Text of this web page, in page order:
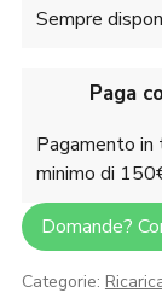
Sempre
Paga
Pagamento in
minimo di
Domande?
Categorie: